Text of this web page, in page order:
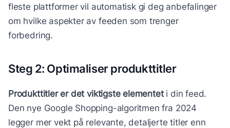
fleste plattformer vil automatisk gi deg anbefalinger
om hvilke aspekter av feeden som trenger
forbedring.
Steg 2: Optimaliser produkttitler
Produkttitler er det viktigste elementeti din feed.
Den nye Google Shopping-algoritmen fra 2024
legger mer vekt på relevante, detaljerte titler enn